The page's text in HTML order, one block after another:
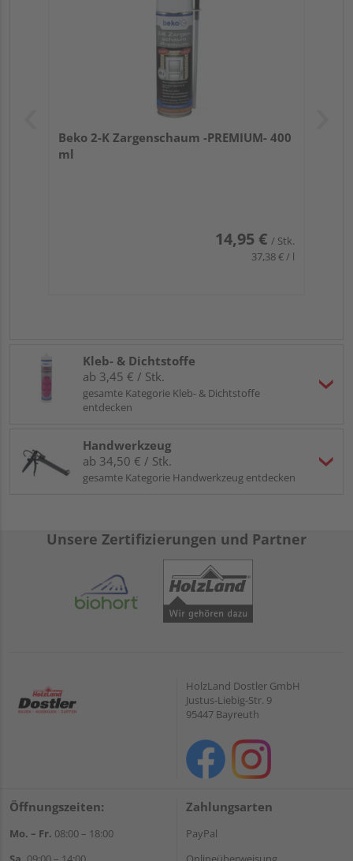
Beko 2-K Zargenschaum -PREMIUM- 400
ml
14,95 € / Stk.
37,38 € / l
Kleb- & Dichtstoffe
ab 3,45 € / Stk.
gesamte Kategorie Kleb- & Dichtstoffe
entdecken
Handwerkzeug
ab 34,50 € / Stk.
gesamte Kategorie Handwerkzeug entdecken
Unsere Zertifizierungen und Partner
HolzLand Dostler GmbH
Justus-Liebig-Str. 9
95447 Bayreuth
Öffnungszeiten:
Mo. – Fr. 08:00 – 18:00
Zahlungsarten
PayPal